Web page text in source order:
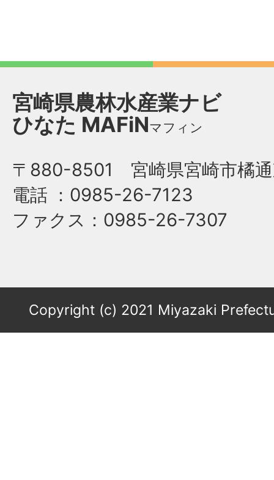
宮崎県農林水産業ナビ
ひなた MAFiNマフィン
〒880-8501 宮崎県宮崎市橘通
電話 ：0985-26-7123
ファクス ：0985-26-7307
Copyright (c) 2021 Miyazaki